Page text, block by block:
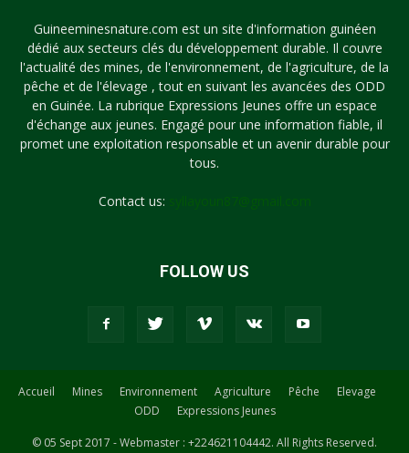
Guineeminesnature.com est un site d'information guinéen
dédié aux secteurs clés du développement durable. Il couvre
l'actualité des mines, de l'environnement, de l'agriculture, de la
pêche et de l'élevage , tout en suivant les avancées des ODD
en Guinée. La rubrique Expressions Jeunes offre un espace
d'échange aux jeunes. Engagé pour une information fiable, il
promet une exploitation responsable et un avenir durable pour
tous.
Contact us:
FOLLOW US
Accueil Mines Environnement Agriculture Pêche
Elevage
ODD
Expressions Jeunes
© 05 Sept 2017 - Webmaster : +224621104442. All Rights Reserved.